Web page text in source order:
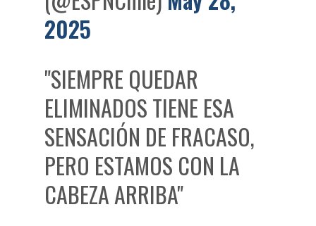
2025
"SIEMPRE QUEDAR
ELIMINADOS TIENE ESA
SENSACIÓN DE FRACASO,
PERO ESTAMOS CON LA
CABEZA ARRIBA"